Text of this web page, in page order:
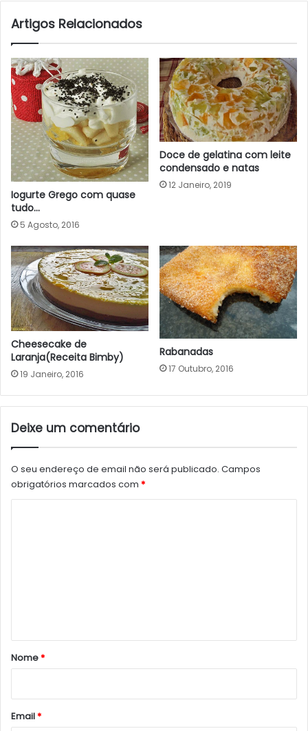
Artigos Relacionados
Iogurte Grego com quase
tudo…
5 Agosto, 2016
Doce de gelatina com leite
condensado e natas
12 Janeiro, 2019
Cheesecake de
Laranja(Receita Bimby)
19 Janeiro, 2016
Rabanadas
17 Outubro, 2016
Deixe um comentário
O seu endereço de email não será publicado. Campos
obrigatórios marcados com *
r
*
Nome*
Email*